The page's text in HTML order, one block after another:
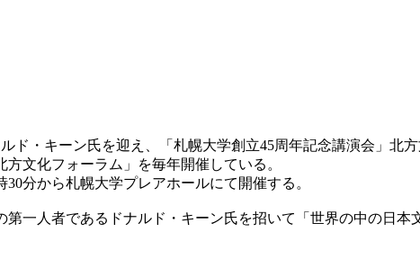
・キーン氏を迎え、「札幌大学創立45周年記念講演会」北方
文化フォーラム」を毎年開催している。
分から札幌大学プレアホールにて開催する。
一人者であるドナルド・キーン氏を招いて「世界の中の日本